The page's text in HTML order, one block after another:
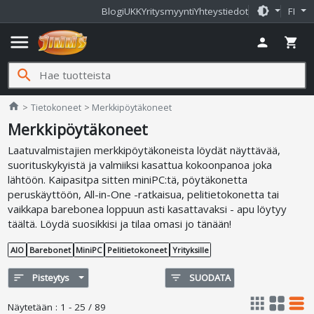
BlogiUKKYritysmyyntiYhteystiedot brightness_medium FI
menu person shopping_cart
search
home Jimms.fi
Tietokoneet Merkkipöytäkoneet
Merkkipöytäkoneet
Laatuvalmistajien merkkipöytäkoneista löydät näyttävää,
suorituskykyistä ja valmiiksi kasattua kokoonpanoa joka
lähtöön. Kaipasitpa sitten miniPC:tä, pöytäkonetta
peruskäyttöön, All-in-One -ratkaisua, pelitietokonetta tai
vaikkapa barebonea loppuun asti kasattavaksi - apu löytyy
täältä. Löydä suosikkisi ja tilaa omasi jo tänään!
AIO Barebonet MiniPC Pelitietokoneet Yrityksille
sort Pisteytys filter_list SUODATA
Näytetään : 1 - 25 / 89 apps grid_view table_rows